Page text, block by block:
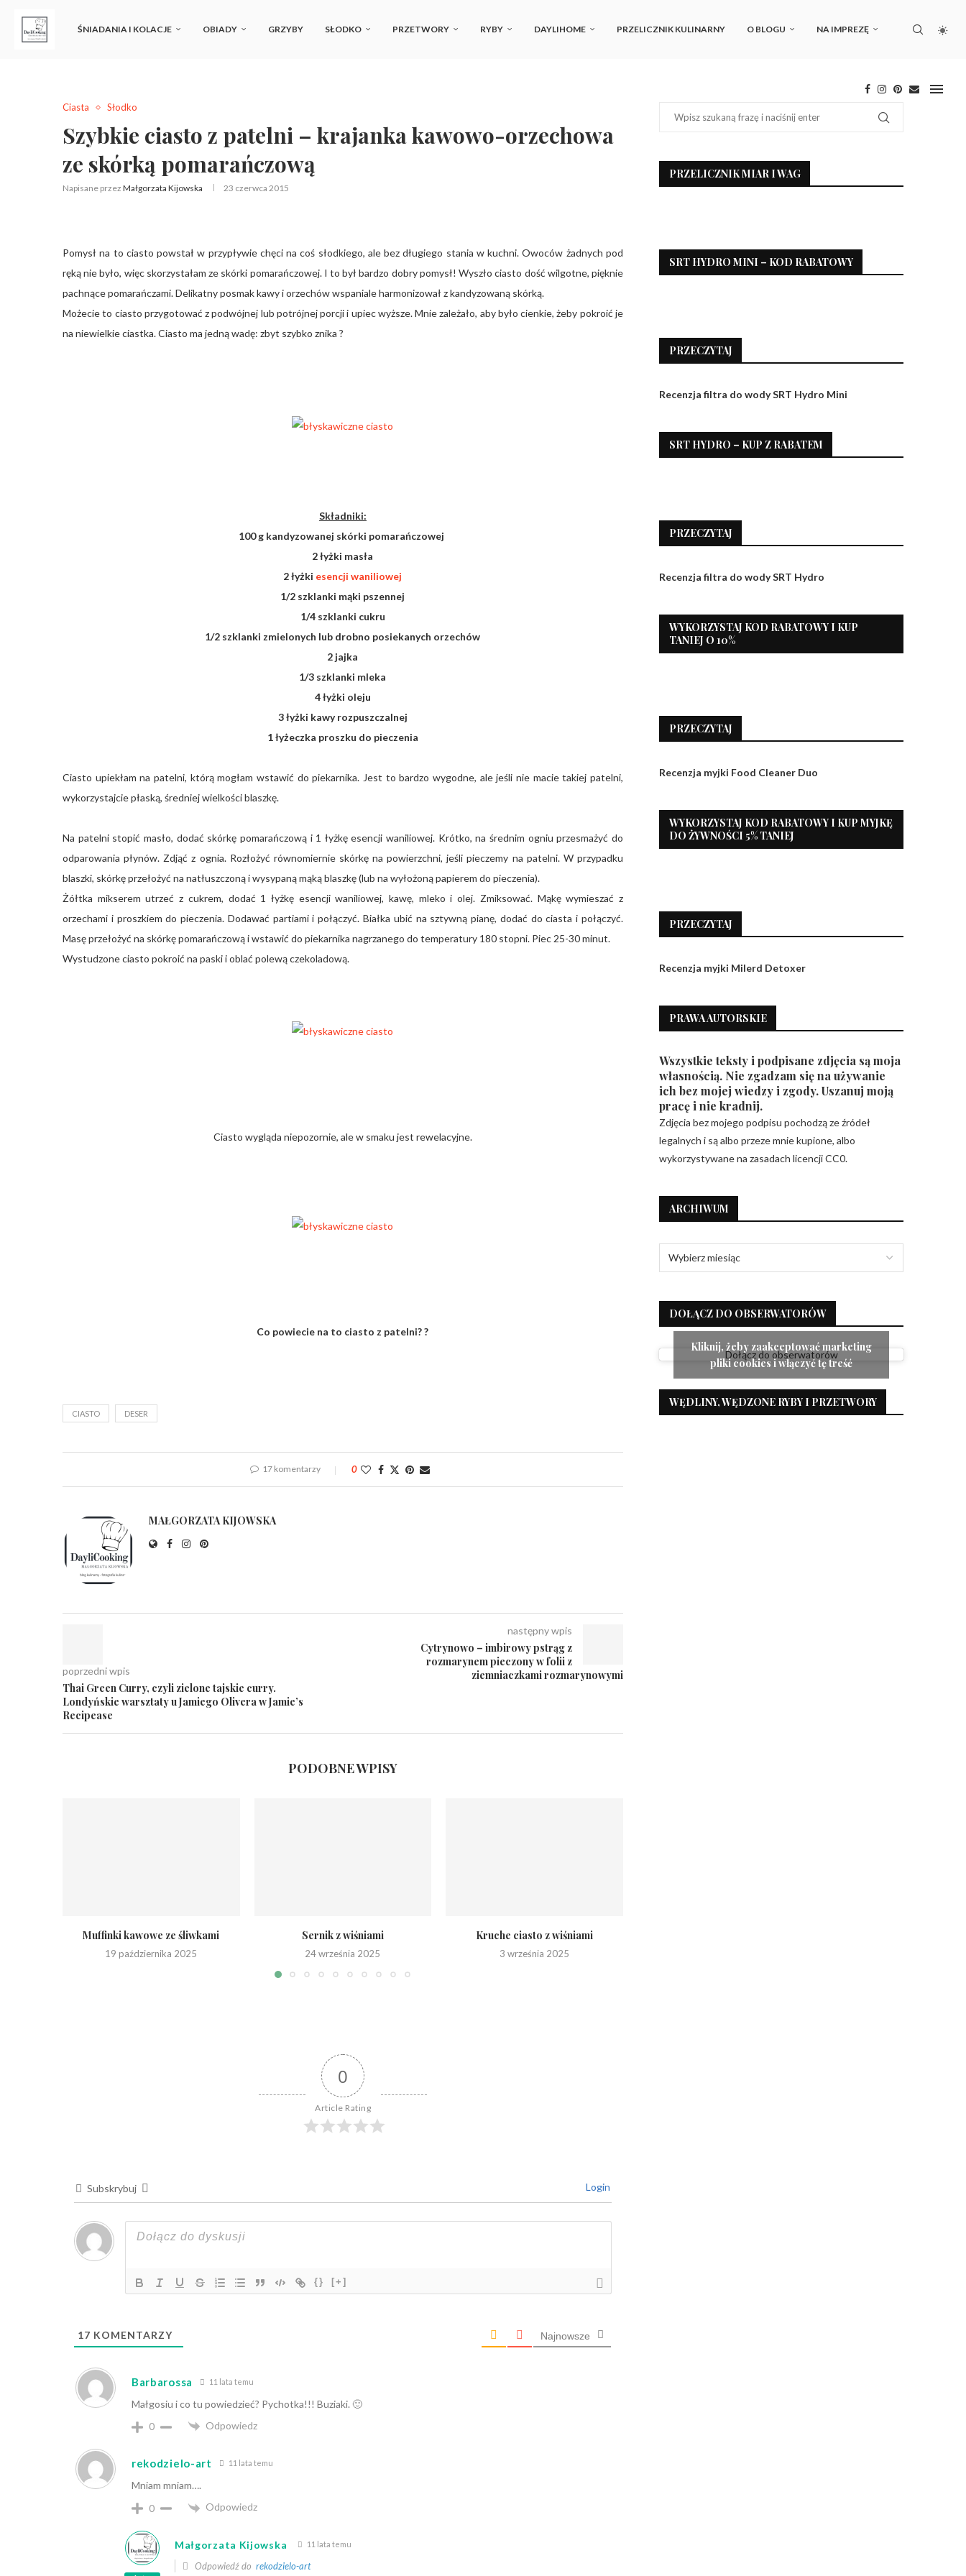
ŚNIADANIA I KOLACJE OBIADY GRZYBY SŁODKO PRZETWORY RYBY DAYLIHOME PRZELICZNIK KULINARNY O BLOGU NA IMPREZĘ
Ciasta Słodko
Szybkie ciasto z patelni – krajanka kawowo-orzechowa
ze skórką pomarańczową
Napisane przez Małgorzata Kijowska 23 czerwca 2015
Pomysł na to ciasto powstał w przypływie chęci na coś słodkiego, ale bez długiego stania w kuchni. Owoców żadnych pod
ręką nie było, więc skorzystałam ze skórki pomarańczowej. I to był bardzo dobry pomysł! Wyszło ciasto dość wilgotne, pięknie
pachnące pomarańczami. Delikatny posmak kawy i orzechów wspaniale harmonizował z kandyzowaną skórką.
Możecie to ciasto przygotować z podwójnej lub potrójnej porcji i upiec wyższe. Mnie zależało, aby było cienkie, żeby pokroić je
na niewielkie ciastka. Ciasto ma jedną wadę: zbyt szybko znika ?
Składniki:
100 g kandyzowanej skórki pomarańczowej
2 łyżki masła
2 łyżki esencji waniliowej
1/2 szklanki mąki pszennej
1/4 szklanki cukru
1/2 szklanki zmielonych lub drobno posiekanych orzechów
2 jajka
1/3 szklanki mleka
4 łyżki oleju
3 łyżki kawy rozpuszczalnej
1 łyżeczka proszku do pieczenia
Ciasto upiekłam na patelni, którą mogłam wstawić do piekarnika. Jest to bardzo wygodne, ale jeśli nie macie takiej patelni,
wykorzystajcie płaską, średniej wielkości blaszkę.
Na patelni stopić masło, dodać skórkę pomarańczową i 1 łyżkę esencji waniliowej. Krótko, na średnim ogniu przesmażyć do
odparowania płynów. Zdjąć z ognia. Rozłożyć równomiernie skórkę na powierzchni, jeśli pieczemy na patelni. W przypadku
blaszki, skórkę przełożyć na natłuszczoną i wysypaną mąką blaszkę (lub na wyłożoną papierem do pieczenia).
Żółtka mikserem utrzeć z cukrem, dodać 1 łyżkę esencji waniliowej, kawę, mleko i olej. Zmiksować. Mąkę wymieszać z
orzechami i proszkiem do pieczenia. Dodawać partiami i połączyć. Białka ubić na sztywną pianę, dodać do ciasta i połączyć.
Masę przełożyć na skórkę pomarańczową i wstawić do piekarnika nagrzanego do temperatury 180 stopni. Piec 25-30 minut.
Wystudzone ciasto pokroić na paski i oblać polewą czekoladową.
Ciasto wygląda niepozornie, ale w smaku jest rewelacyjne.
Co powiecie na to ciasto z patelni? ?
CIASTO DESER
17 komentarzy 0
MAŁGORZATA KIJOWSKA
poprzedni wpis
Thai Green Curry, czyli zielone tajskie curry.
Londyńskie warsztaty u Jamiego Olivera w Jamie’s
Recipease
następny wpis
Cytrynowo – imbirowy pstrąg z
rozmarynem pieczony w folii z
ziemniaczkami rozmarynowymi
PODOBNE WPISY
Muffinki kawowe ze śliwkami
19 października 2025
Sernik z wiśniami
24 września 2025
Kruche ciasto z wiśniami
3 września 2025
0
Article Rating
Subskrybuj Login
{} [+]
17 KOMENTARZY Najnowsze
Barbarossa 11 lata temu
Małgosiu i co tu powiedzieć? Pychotka!!! Buziaki. 🙂
0
Odpowiedz
rekodzielo-art 11 lata temu
Mniam mniam….
0
Odpowiedz
Małgorzata Kijowska 11 lata temu
Odpowiedź do rekodzielo-art
PRZELICZNIK MIAR I WAG
SRT HYDRO MINI – KOD RABATOWY
PRZECZYTAJ
Recenzja filtra do wody SRT Hydro Mini
SRT HYDRO – KUP Z RABATEM
PRZECZYTAJ
Recenzja filtra do wody SRT Hydro
WYKORZYSTAJ KOD RABATOWY I KUP
TANIEJ O 10%
PRZECZYTAJ
Recenzja myjki Food Cleaner Duo
WYKORZYSTAJ KOD RABATOWY I KUP MYJKĘ
DO ŻYWNOŚCI 5% TANIEJ
PRZECZYTAJ
Recenzja myjki Milerd Detoxer
PRAWA AUTORSKIE
Wszystkie teksty i podpisane zdjęcia są moja
własnością. Nie zgadzam się na używanie
ich bez mojej wiedzy i zgody. Uszanuj moją
pracę i nie kradnij.
Zdjęcia bez mojego podpisu pochodzą ze źródeł
legalnych i są albo przeze mnie kupione, albo
wykorzystywane na zasadach licencji CC0.
ARCHIWUM
DOŁĄCZ DO OBSERWATORÓW
Dołącz do obserwatorów
Kliknij, żeby zaakceptować marketing
pliki cookies i włączyć tę treść
WĘDLINY, WĘDZONE RYBY I PRZETWORY